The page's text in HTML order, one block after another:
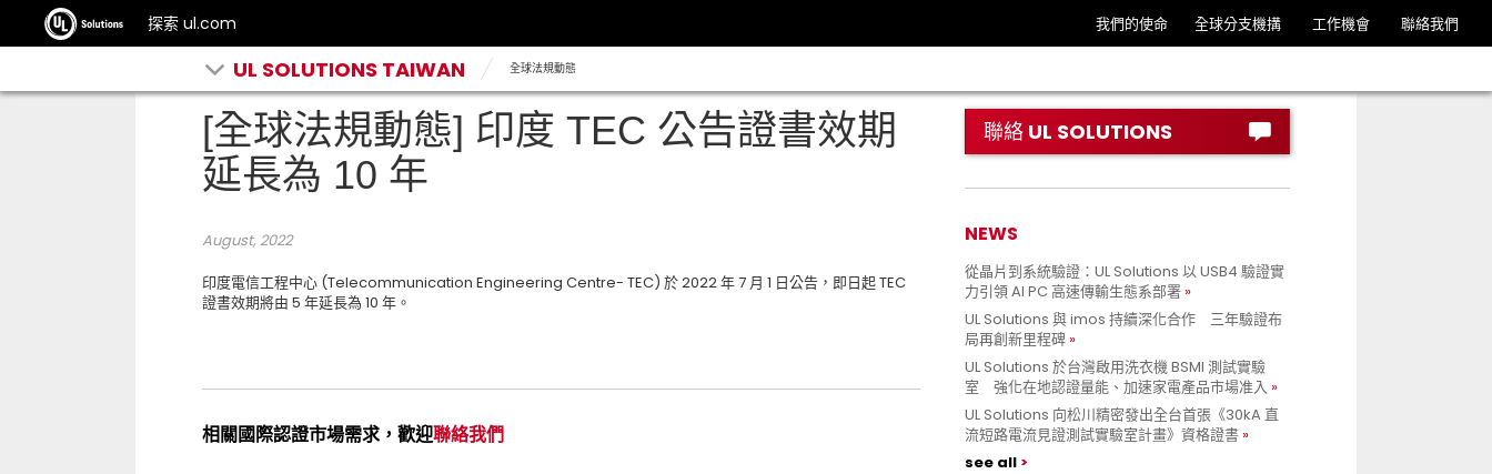
探索 ul.com 我們的使命 全球分支機搆 工作機會 聯絡我們
UL SOLUTIONS TAIWAN 全球法規動態
[全球法規動態] 印度 TEC 公告證書效期
延長為 10 年
August, 2022
印度電信工程中心 (Telecommunication Engineering Centre- TEC) 於 2022 年 7 月 1 日公告，即日起 TEC
證書效期將由 5 年延長為 10 年。
相關國際認證市場需求，歡迎聯絡我們
聯絡 UL SOLUTIONS
NEWS
從晶片到系統驗證：UL Solutions 以 USB4 驗證實
力引領 AI PC 高速傳輸生態系部署
UL Solutions 與 imos 持續深化合作 三年驗證布
局再創新里程碑
UL Solutions 於台灣啟用洗衣機 BSMI 測試實驗
室 強化在地認證量能、加速家電產品市場准入
UL Solutions 向松川精密發出全台首張《30kA 直
流短路電流見證測試實驗室計畫》資格證書
see all